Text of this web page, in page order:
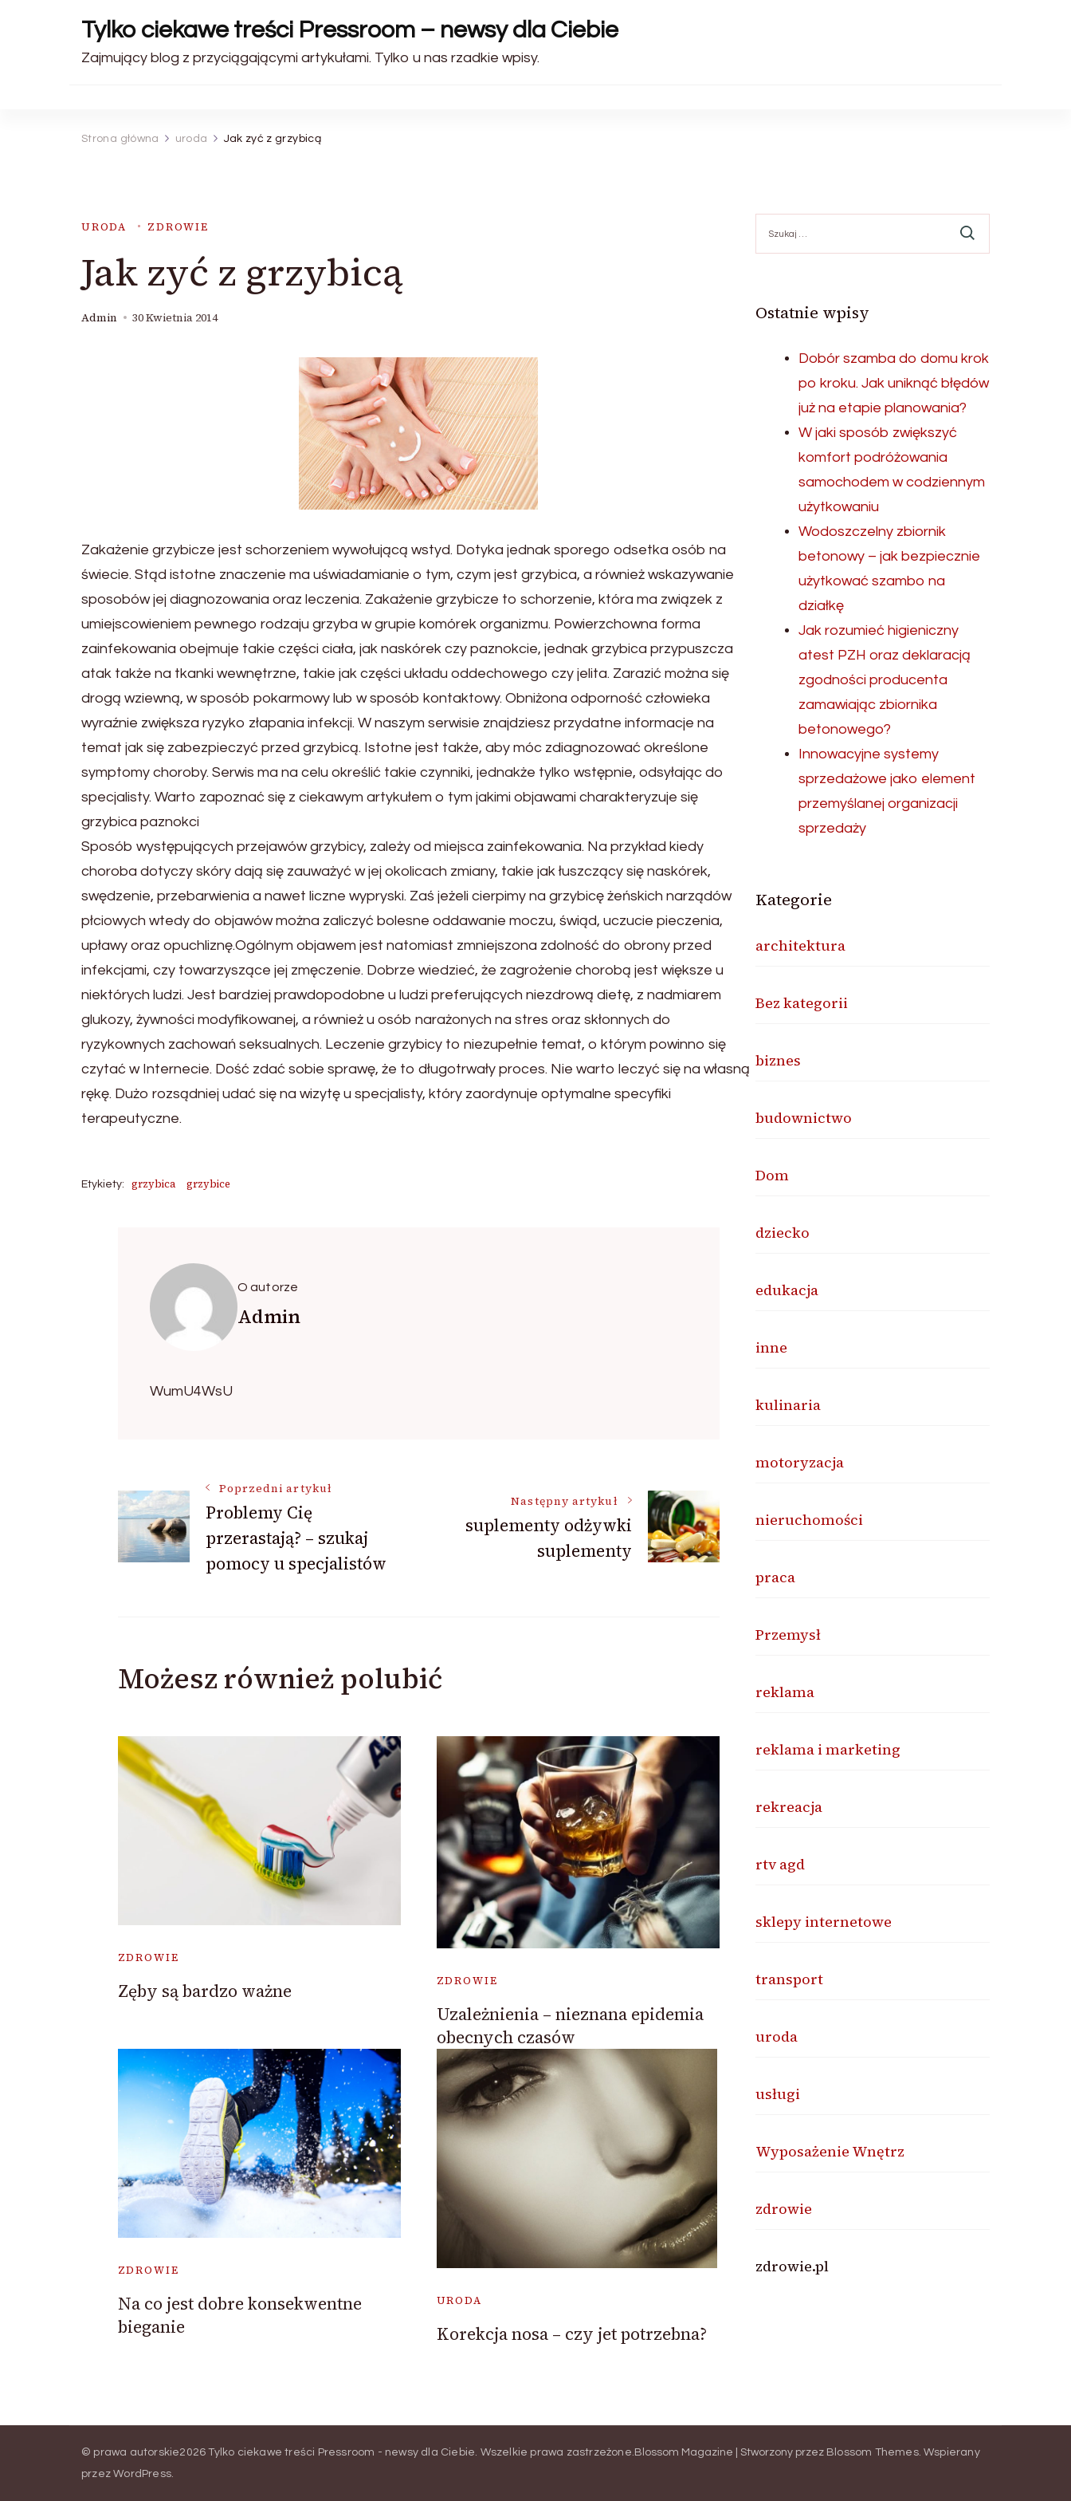
Tylko ciekawe treści Pressroom – newsy dla Ciebie
Zajmujący blog z przyciągającymi artykułami. Tylko u nas rzadkie wpisy.
Strona główna uroda Jak zyć z grzybicą
URODA ZDROWIE
Jak zyć z grzybicą
Admin 30 Kwietnia 2014
Zakażenie grzybicze jest schorzeniem wywołującą wstyd. Dotyka jednak sporego odsetka osób na
świecie. Stąd istotne znaczenie ma uświadamianie o tym, czym jest grzybica, a również wskazywanie
sposobów jej diagnozowania oraz leczenia. Zakażenie grzybicze to schorzenie, która ma związek z
umiejscowieniem pewnego rodzaju grzyba w grupie komórek organizmu. Powierzchowna forma
zainfekowania obejmuje takie części ciała, jak naskórek czy paznokcie, jednak grzybica przypuszcza
atak także na tkanki wewnętrzne, takie jak części układu oddechowego czy jelita. Zarazić można się
drogą wziewną, w sposób pokarmowy lub w sposób kontaktowy. Obniżona odporność człowieka
wyraźnie zwiększa ryzyko złapania infekcji. W naszym serwisie znajdziesz przydatne informacje na
temat jak się zabezpieczyć przed grzybicą. Istotne jest także, aby móc zdiagnozować określone
symptomy choroby. Serwis ma na celu określić takie czynniki, jednakże tylko wstępnie, odsyłając do
specjalisty. Warto zapoznać się z ciekawym artykułem o tym jakimi objawami charakteryzuje się
grzybica paznokci
Sposób występujących przejawów grzybicy, zależy od miejsca zainfekowania. Na przykład kiedy
choroba dotyczy skóry dają się zauważyć w jej okolicach zmiany, takie jak łuszczący się naskórek,
swędzenie, przebarwienia a nawet liczne wypryski. Zaś jeżeli cierpimy na grzybicę żeńskich narządów
płciowych wtedy do objawów można zaliczyć bolesne oddawanie moczu, świąd, uczucie pieczenia,
upławy oraz opuchliznę.Ogólnym objawem jest natomiast zmniejszona zdolność do obrony przed
infekcjami, czy towarzyszące jej zmęczenie. Dobrze wiedzieć, że zagrożenie chorobą jest większe u
niektórych ludzi. Jest bardziej prawdopodobne u ludzi preferujących niezdrową dietę, z nadmiarem
glukozy, żywności modyfikowanej, a również u osób narażonych na stres oraz skłonnych do
ryzykownych zachowań seksualnych. Leczenie grzybicy to niezupełnie temat, o którym powinno się
czytać w Internecie. Dość zdać sobie sprawę, że to długotrwały proces. Nie warto leczyć się na własną
rękę. Dużo rozsądniej udać się na wizytę u specjalisty, który zaordynuje optymalne specyfiki
terapeutyczne.
Etykiety: grzybica grzybice
O autorze
Admin
WumU4WsU
Nawigacja
wpisu
Poprzedni artykuł
Problemy Cię
przerastają? – szukaj
pomocy u specjalistów
Następny artykuł
suplementy odżywki
suplementy
Możesz również polubić
ZDROWIE
Zęby są bardzo ważne ZDROWIE
Uzależnienia – nieznana epidemia
obecnych czasów
ZDROWIE
Na co jest dobre konsekwentne
bieganie
URODA
Korekcja nosa – czy jet potrzebna?
Ostatnie wpisy
Dobór szamba do domu krok
po kroku. Jak uniknąć błędów
już na etapie planowania?
W jaki sposób zwiększyć
komfort podróżowania
samochodem w codziennym
użytkowaniu
Wodoszczelny zbiornik
betonowy – jak bezpiecznie
użytkować szambo na
działkę
Jak rozumieć higieniczny
atest PZH oraz deklaracją
zgodności producenta
zamawiając zbiornika
betonowego?
Innowacyjne systemy
sprzedażowe jako element
przemyślanej organizacji
sprzedaży
Kategorie
architektura
Bez kategorii
biznes
budownictwo
Dom
dziecko
edukacja
inne
kulinaria
motoryzacja
nieruchomości
praca
Przemysł
reklama
reklama i marketing
rekreacja
rtv agd
sklepy internetowe
transport
uroda
usługi
Wyposażenie Wnętrz
zdrowie
zdrowie.pl
© prawa autorskie2026Tylko ciekawe treści Pressroom - newsy dla Ciebie . Wszelkie prawa zastrzeżone. Blossom Magazine | Stworzony przez Blossom Themes. Wspierany
przezWordPress